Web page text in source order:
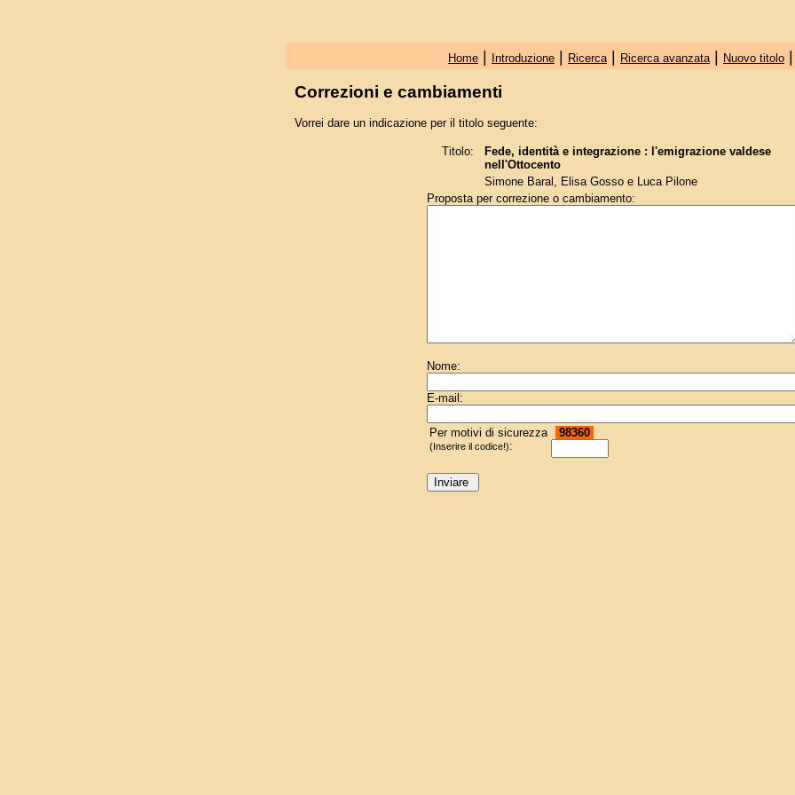
Home| Introduzione| Ricerca| Ricerca avanzata| Nuovo titolo|
Correzioni e cambiamenti
Vorrei dare un indicazione per il titolo seguente:
Titolo:
Fede, identità e integrazione : l'emigrazione valdese
nell'Ottocento
Simone Baral, Elisa Gosso e Luca Pilone
Proposta per correzione o cambiamento:
Nome:
E-mail:
Per motivi di sicurezza
(Inserire il codice!):
98360